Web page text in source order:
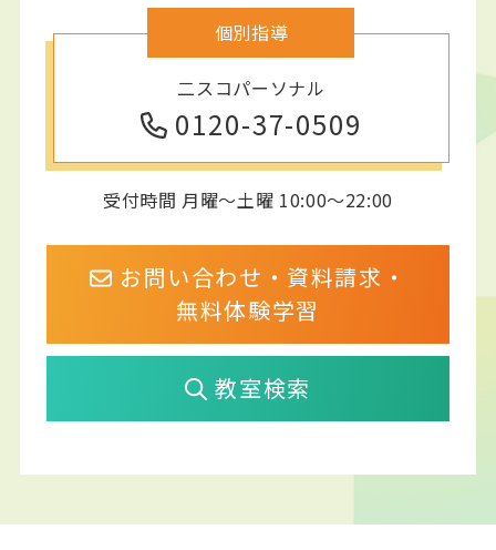
個別指導
二スコパーソナル
0120-37-0509
受付時間 月曜～土曜 10:00～22:00
お問い合わせ・資料請求・
無料体験学習
教室検索